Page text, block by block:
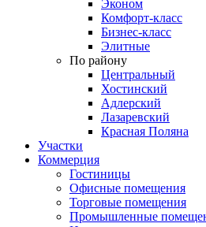
Эконом
Комфорт-класс
Бизнес-класс
Элитные
По району
Центральный
Хостинский
Адлерский
Лазаревский
Красная Поляна
Участки
Коммерция
Гостиницы
Офисные помещения
Торговые помещения
Промышленные